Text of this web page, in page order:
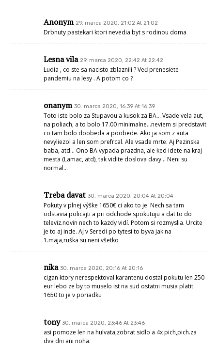
Anonym 29. marca 2020, 21:02 At 21:02
Drbnuty pastekari ktori nevedia byt s rodinou doma
Lesna vila 29. marca 2020, 22:42 At 22:42
Ludia , co ste sa nacisto zblaznili ? Veď prenesiete
pandemiu na lesy . A potom co ?
onanym 30. marca 2020, 16:39 At 16:39
Toto iste bolo za Stupavou a kusok za BA… Vsade vela aut,
na poliach, a to bolo 17.00 minimalne…neviem si predstavit
co tam bolo doobeda a poobede. Ako ja som z auta
nevyliezol a len som prefrcal. Ale vsade mrte. Aj Pezinska
baba, atd… Ono BA vypada prazdna, ale ked idete na kraj
mesta (Lamac, atd), tak vidite doslova davy… Neni su
normal…
Treba davat 30. marca 2020, 20:04 At 20:04
Pokuty v plnej výške 1650€ ci ako to je. Nech sa tam
odstavia policajti a pri odchode spokutuju a dat to do
televiz.novin nech to kazdy vidí. Potom si rozmyslia. Urcite
je to aj inde. Aj v Seredi po tytesi to byva jak na
1.maja,ruška su neni všetko
nika 30. marca 2020, 20:16 At 20:16
cigan ktory nerespektoval karantenu dostal pokutu len 250
eur lebo ze by to muselo ist na sud ostatni musia platit
1650 to je v poriadku
tony 30. marca 2020, 23:46 At 23:46
asi pomoze len na hulvata,zobrat sidlo a 4x pich,pich.za
dva dni ani noha.